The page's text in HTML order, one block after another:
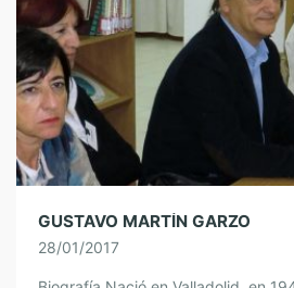
GUSTAVO MARTÍN GARZO
28/01/2017